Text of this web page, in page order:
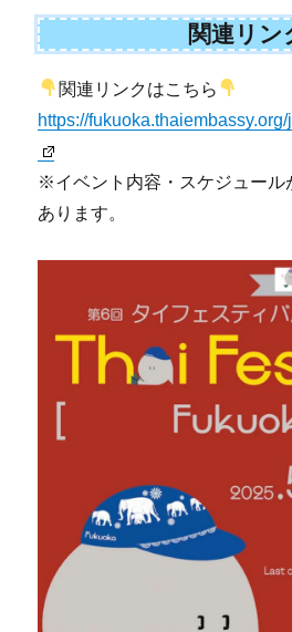
関連リン
関連リンクはこちら
https://
※イベント内容・スケジュール
あります。